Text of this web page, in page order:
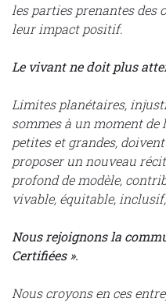
les parties prenantes
leur impact positif.
Le vivant ne doit plus
Limites planétaires,
sommes à un moment de
petites et grandes,
proposer un nouveau
profond de modèle,
vivable, équitable,
Nous rejoignons la
Certifiées ».
Nous croyons en ces